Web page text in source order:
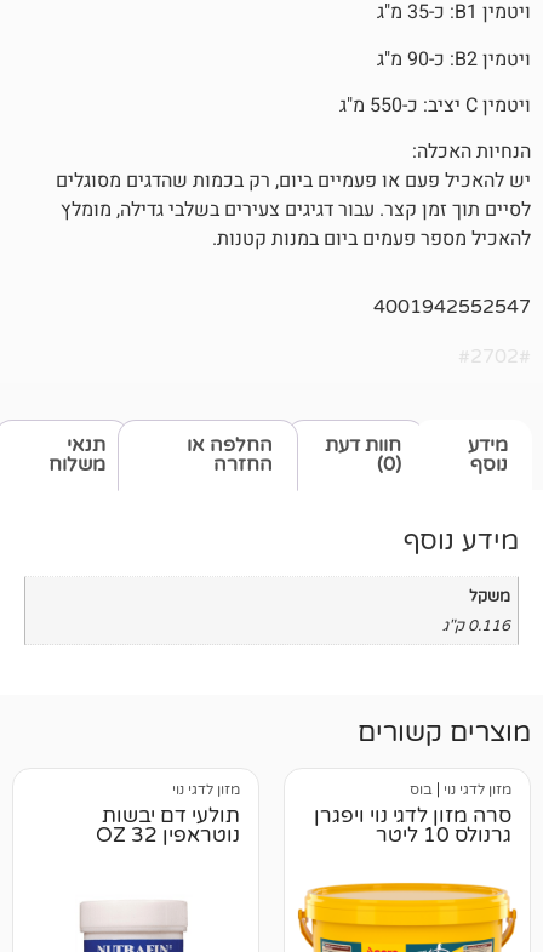
פעמיים ביום, רק בכמות שהדגים מסוגלים
עבור דגיגים צעירים בשלבי גדילה, מומלץ
ביום במנות קטנות.
תנאי
משלוח
חוות דעת
החלפה או
החזרה
נוי ויפגרן
תולעי דם יבשות